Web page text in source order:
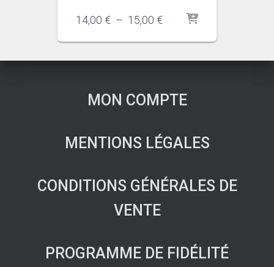
14,00 € – 15,00 €Plage
prix :
14,00 €
MON COMPTE
MENTIONS LÉGALES
CONDITIONS GÉNÉRALES DE
VENTE
PROGRAMME DE FIDÉLITÉ